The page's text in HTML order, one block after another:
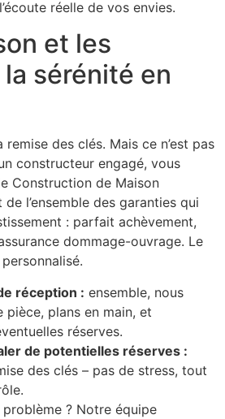
réelle de vos envies.
et les
sérénité en
remise des clés. Mais ce n’est pas
constructeur engagé, vous
Construction de Maison
l’ensemble des garanties qui
: parfait achèvement,
dommage-ouvrage. Le
réception : ensemble, nous
pièce, plans en main, et
réserves.
de potentielles réserves :
des clés – pas de stress, tout
problème ? Notre équipe